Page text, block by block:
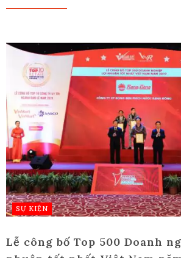
SỰ KIỆN
Lễ công bố Top 500 Doanh